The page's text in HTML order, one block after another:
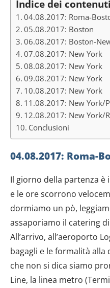
Indice dei contenuti
04.08.2017: Roma-
05.08.2017: Boston
06.08.2017: Boston-
07.08.2017: New York
08.08.2017: New York
09.08.2017: New York
10.08.2017: New York
11.08.2017: New York/
12.08.2017: New York/
Conclusioni
04.08.2017: Roma-
Il giorno della partenza è
e le ore scorrono
dormiamo un pò,
assaporiamo il catering
All’arrivo, all’aeroporto
bagagli e le formalità alla
che non si dica siamo
Line, la linea metro